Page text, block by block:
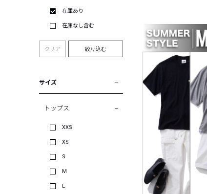
在庫あり
在庫なし含む
クリア 絞り込む
サイズ
トップス
XXS
XS
S
M
L